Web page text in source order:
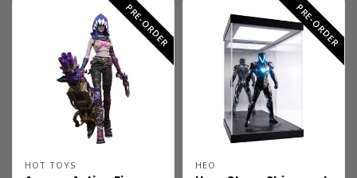
PRE-ORDER
HOT TOYS
PRE-ORDER
HEO